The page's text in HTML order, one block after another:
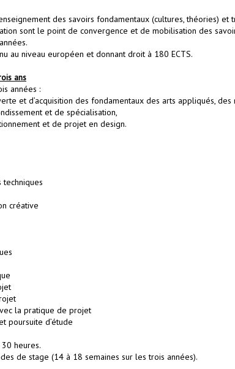
des savoirs fondamentaux (cultures, théories)
sont le point de convergence et de mobilisation des
au niveau européen et donnant droit à 180 ECTS.
ans
années :
et d’acquisition des fondamentaux des arts appliqués, des
et de spécialisation,
et de projet en design.
techniques
créative
la pratique de projet
poursuite d’étude
heures.
de stage (14 à 18 semaines sur les trois années).